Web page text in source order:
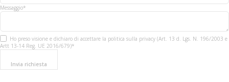
Messaggio*
Ho preso visione e dichiaro di accettare la politica sulla privacy (Art. 13 d. Lgs. N. 196/2003 e
Artt 13-14 Reg. UE 2016/679)*
Invia richiesta